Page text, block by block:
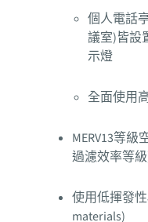
個人電話
議室)皆設
示燈
全面使用
MERV13等級
過濾效率等
使用低揮發
materials)